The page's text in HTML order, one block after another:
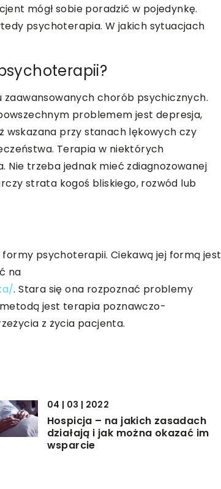
mógł sobie poradzić w pojedynkę.
psychoterapia. W jakich sytuacjach
zaawansowanych chorób psychicznych.
problemem jest depresja,
wskazana przy stanach lękowych czy
Terapia w niektórych
trzeba jednak mieć zdiagnozowanej
strata kogoś bliskiego, rozwód lub
psychoterapii. Ciekawą jej formą jest
na
. Stara się ona rozpoznać problemy
jest terapia poznawczo-
z życia pacjenta.
04 | 03 | 2022
Hospicja – na jakich zasadach
działają i jak można okazać im
wsparcie